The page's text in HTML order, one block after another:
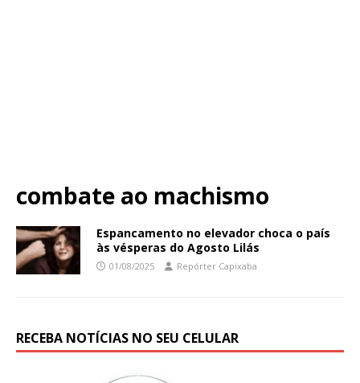
combate ao machismo
Espancamento no elevador choca o país
às vésperas do Agosto Lilás
01/08/2025 Repórter Capixaba
RECEBA NOTÍCIAS NO SEU CELULAR